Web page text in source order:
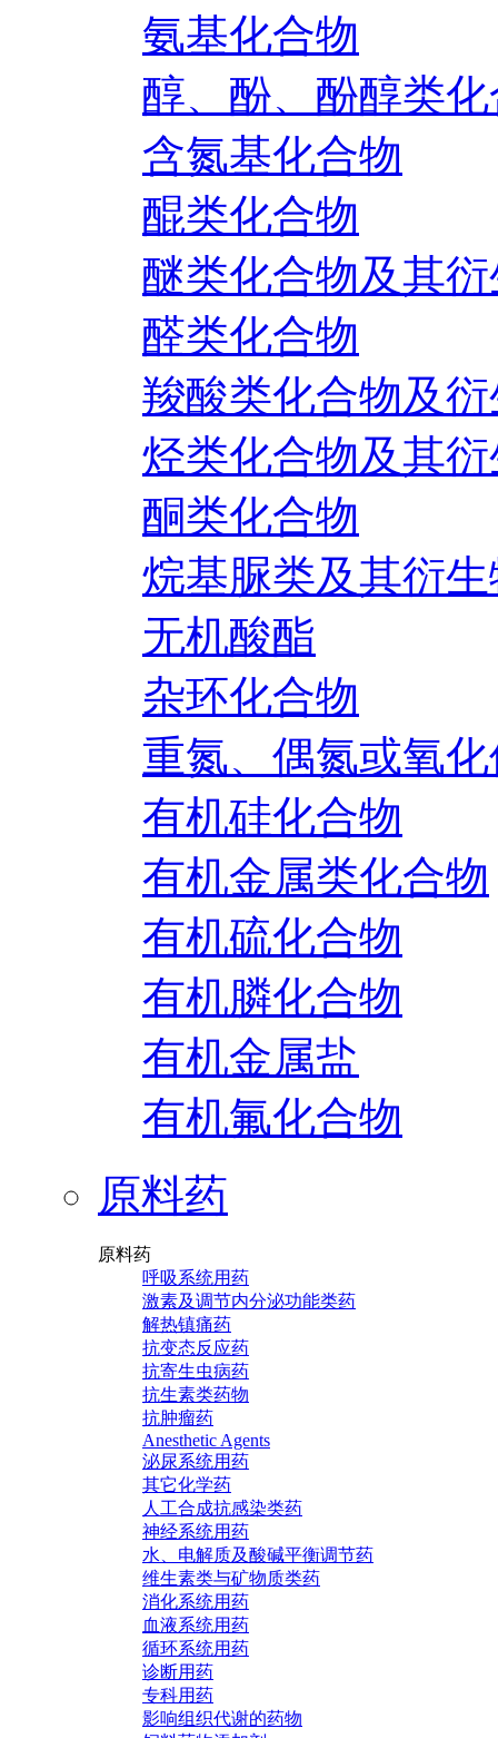
氨基化合物
醇、酚、酚醇类
含氮基化合物
醌类化合物
醚类化合物及其
醛类化合物
羧酸类化合物及
烃类化合物及其
酮类化合物
烷基脲类及其衍
无机酸酯
杂环化合物
重氮、偶氮或氧
有机硅化合物
有机金属类化合物
有机硫化合物
有机膦化合物
有机金属盐
有机氟化合物
原料药
原料药
呼吸系统用药
激素及调节内分泌功能类药
解热镇痛药
抗变态反应药
抗寄生虫病药
抗生素类药物
抗肿瘤药
Anesthetic Agents
泌尿系统用药
其它化学药
人工合成抗感染类药
神经系统用药
水、电解质及酸碱平衡调节药
维生素类与矿物质类药
消化系统用药
血液系统用药
循环系统用药
诊断用药
专科用药
影响组织代谢的药物